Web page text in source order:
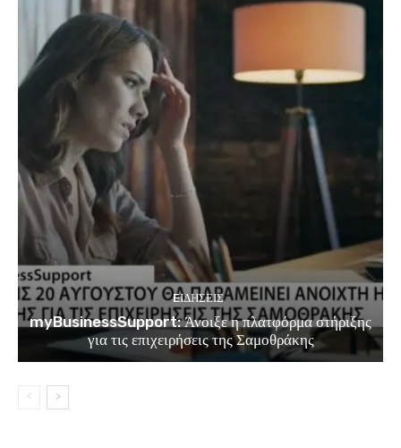
EΙΔΗΣΕΙΣ
myBusinessSupport: Άνοιξε η πλατφόρμα στήριξης
για τις επιχειρήσεις της Σαμοθράκης